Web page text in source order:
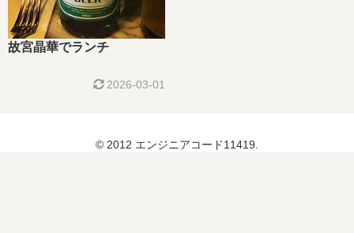
故宮晶華でランチ
2026-03-01
© 2012 エンジニアコード11419.